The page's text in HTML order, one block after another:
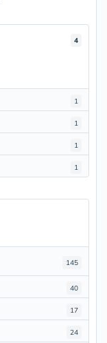
4
1
1
1
1
145
40
17
24